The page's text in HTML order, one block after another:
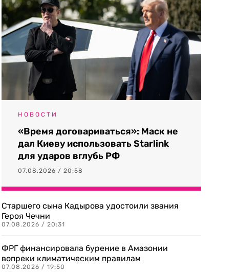
НОВОСТИ
«Время договариваться»: Маск не
дал Киеву использовать Starlink
для ударов вглубь РФ
07.08.2026 / 20:58
Старшего сына Кадырова удостоили звания
Героя Чечни
07.08.2026 / 20:31
ФРГ финансировала бурение в Амазонии
вопреки климатическим правилам
07.08.2026 / 19:50